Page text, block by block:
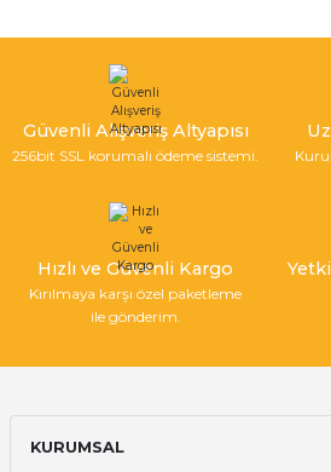
Güvenli Alışveriş Altyapısı
256bit SSL korumalı ödeme sistemi.
Hızlı ve Güvenli Kargo
Kırılmaya karşı özel paketleme
ile gönderim.
KURUMSAL